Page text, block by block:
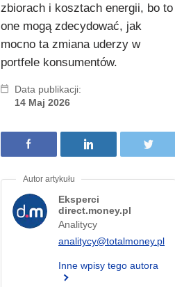
zbiorach i kosztach energii, bo to
one mogą zdecydować, jak
mocno ta zmiana uderzy w
portfele konsumentów.
Data publikacji:
14 Maj 2026
Eksperci
direct.money.pl
Analitycy
analitycy@totalmoney.pl
Inne wpisy tego autora